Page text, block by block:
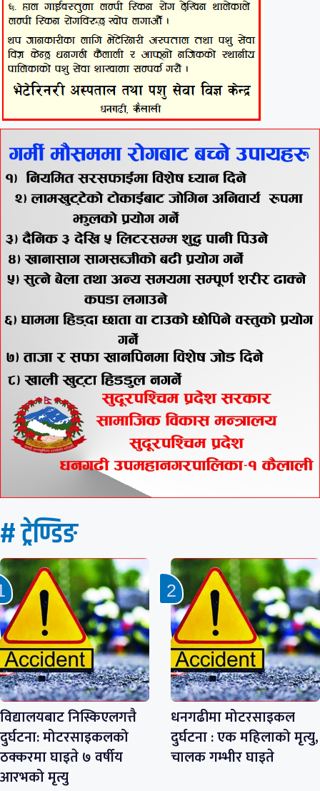
# ट्रेण्डिङ
विद्यालयबाट निस्किएलगत्तै
दुर्घटना: मोटरसाइकलको
ठक्करमा घाइते ७ वर्षीय
आरभको मृत्यु
धनगढीमा मोटरसाइकल
दुर्घटना : एक महिलाको मृत्यु,
चालक गम्भीर घाइते